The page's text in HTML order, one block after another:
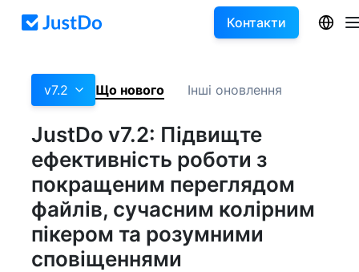
Контакти
v7.2 Що нового Інші оновлення
JustDo v7.2: Підвищте
ефективність роботи з
покращеним переглядом
файлів, сучасним колірним
пікером та розумними
сповіщеннями